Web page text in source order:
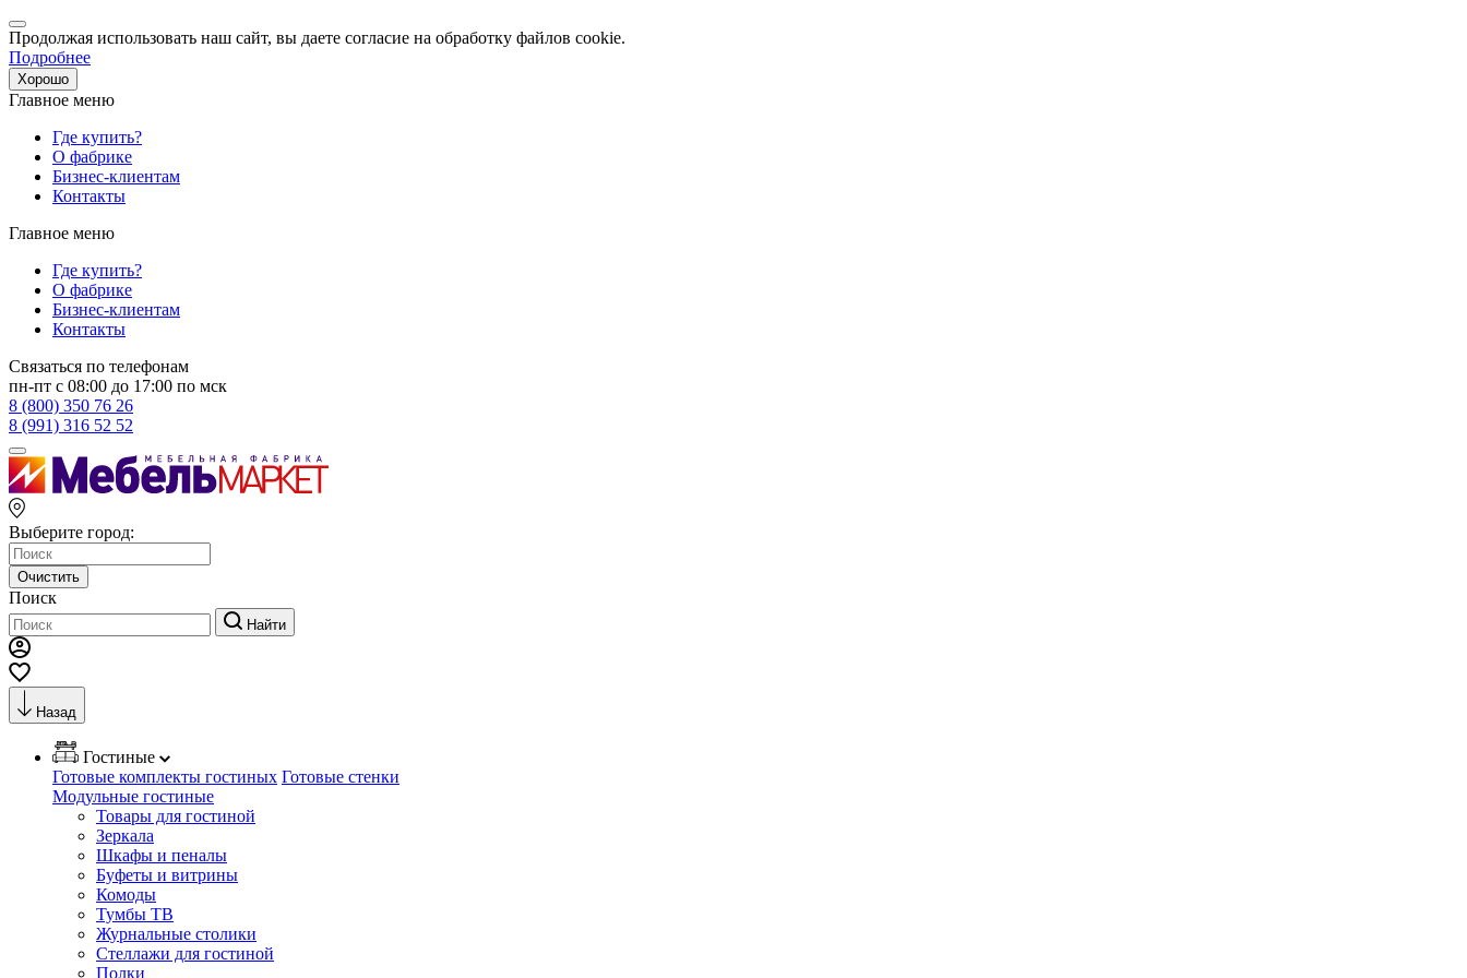
Продолжая использовать наш сайт, вы даете согласие на обработку файлов cookie.
Подробнее
Хорошо
Главное меню
Где купить?
О фабрике
Бизнес-клиентам
Контакты
Главное меню
Где купить?
О фабрике
Бизнес-клиентам
Контакты
Связаться по телефонам
пн-пт с 08:00 до 17:00 по мск
8 (800) 350 76 26
8 (991) 316 52 52
Выберите город:
Очистить
Поиск
Найти
Назад
Гостиные
Готовые комплекты гостиных Готовые стенки
Модульные гостиные
Товары для гостиной
Зеркала
Шкафы и пеналы
Буфеты и витрины
Комоды
Тумбы ТВ
Журнальные столики
Стеллажи для гостиной
Полки